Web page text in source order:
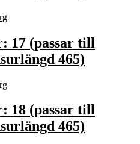
17 (passar till
465)
18 (passar till
465)